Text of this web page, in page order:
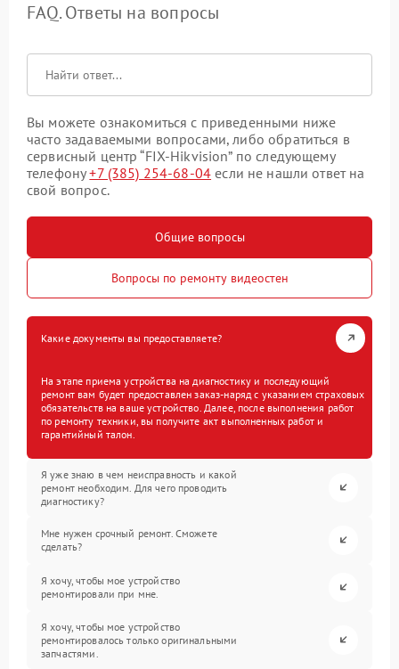
FAQ. Ответы на вопросы
Вы можете ознакомиться с приведенными ниже
часто задаваемыми вопросами, либо обратиться в
сервисный центр “FIX-Hikvision” по следующему
телефону+7 (385) 254-68-04 если не нашли ответ на
свой вопрос.
Общие вопросы
Вопросы по ремонту видеостен
Какие документы вы предоставляете?
На этапе приема устройства на диагностику и последующий
ремонт вам будет предоставлен заказ-наряд с указанием страховых
обязательств на ваше устройство. Далее, после выполнения работ
по ремонту техники, вы получите акт выполненных работ и
гарантийный талон.
Я уже знаю в чем неисправность и какой
ремонт необходим. Для чего проводить
диагностику?
Мне нужен срочный ремонт. Сможете
сделать?
Я хочу, чтобы мое устройство
ремонтировали при мне.
Я хочу, чтобы мое устройство
ремонтировалось только оригинальными
запчастями.